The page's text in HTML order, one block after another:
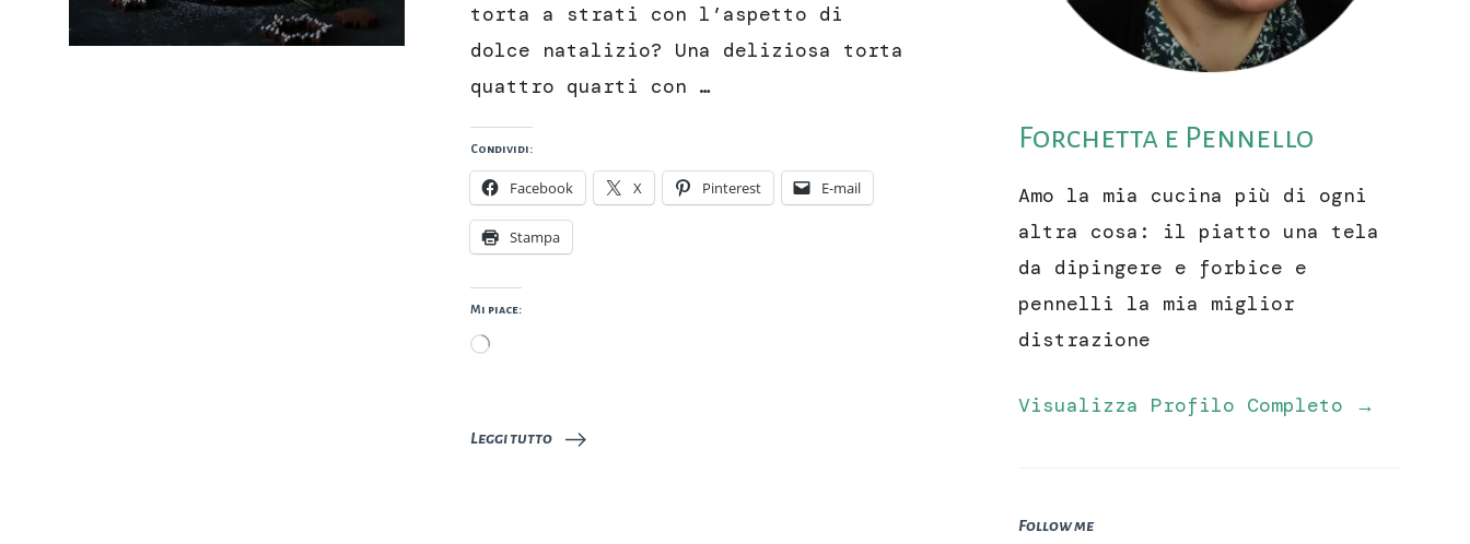
torta a strati con l’aspetto di
dolce natalizio? Una deliziosa torta
quattro quarti con …
Condividi:
Facebook X Pinterest E-mail
Stampa
Mi piace:
Caricamento
Leggi tutto
Forchetta e Pennello
Amo la mia cucina più di ogni
altra cosa: il piatto una tela
da dipingere e forbice e
pennelli la mia miglior
distrazione
Visualizza Profilo Completo →
Follow me